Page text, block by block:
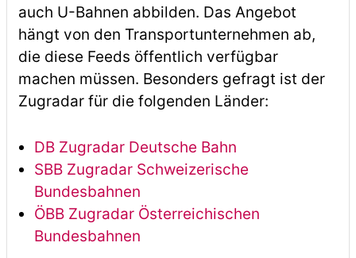
auch U-Bahnen abbilden. Das Angebot
hängt von den Transportunternehmen ab,
die diese Feeds öffentlich verfügbar
machen müssen. Besonders gefragt ist der
Zugradar für die folgenden Länder:
DB Zugradar Deutsche Bahn
SBB Zugradar Schweizerische
Bundesbahnen
ÖBB Zugradar Österreichischen
Bundesbahnen